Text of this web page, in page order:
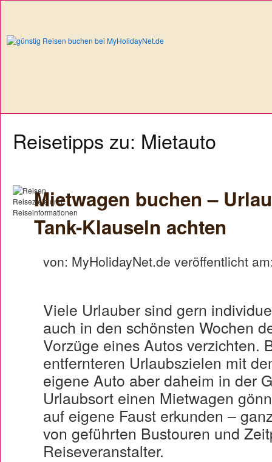
Reisetipps zu: Mietauto
Mietwagen buchen –
Tank-Klauseln achten
von: MyHolidayNet.de veröffentlicht
Viele Urlauber sind gern
auch in den schönsten Wochen
Vorzüge eines Autos verzichten.
entfernteren Urlaubszielen mit
eigene Auto aber daheim in der
Urlaubsort einen Mietwagen
auf eigene Faust erkunden –
von geführten Bustouren und
Reiseveranstalter.